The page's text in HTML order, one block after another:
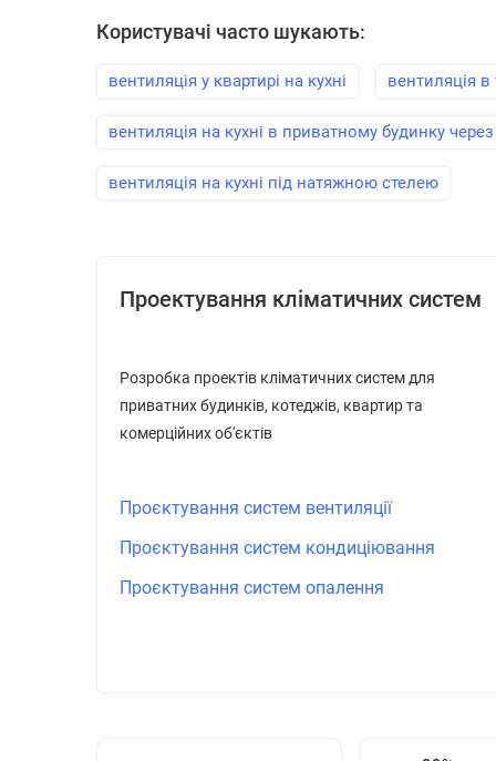
Користувачі часто шукають:
вентиляція у квартирі на кухні вентиляція в
вентиляція на кухні в приватному будинку через
вентиляція на кухні під натяжною стелею
Проектування кліматичних систем
Розробка проектів кліматичних систем для
приватних будинків, котеджів, квартир та
комерційних об'єктів
Проєктування систем вентиляції
Проєктування систем кондиціювання
Проєктування систем опалення